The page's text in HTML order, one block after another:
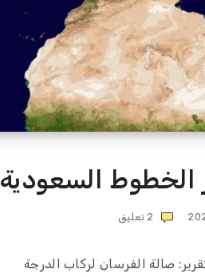
الخطوط السعودية
2 تعليق
صالة الفرسان لركاب الدرجة